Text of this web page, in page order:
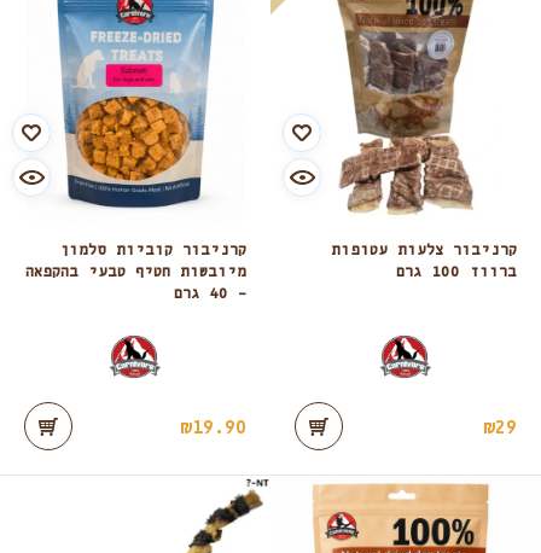
קרניבור צלעות עטופות
ברווז 100 גרם
₪29
קרניבור קוביות סלמון
מיובשות חטיף טבעי בהקפאה
– 40 גרם
₪19.90